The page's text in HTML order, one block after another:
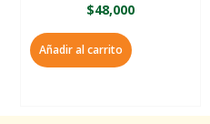
$48,000
Añadir al carrito